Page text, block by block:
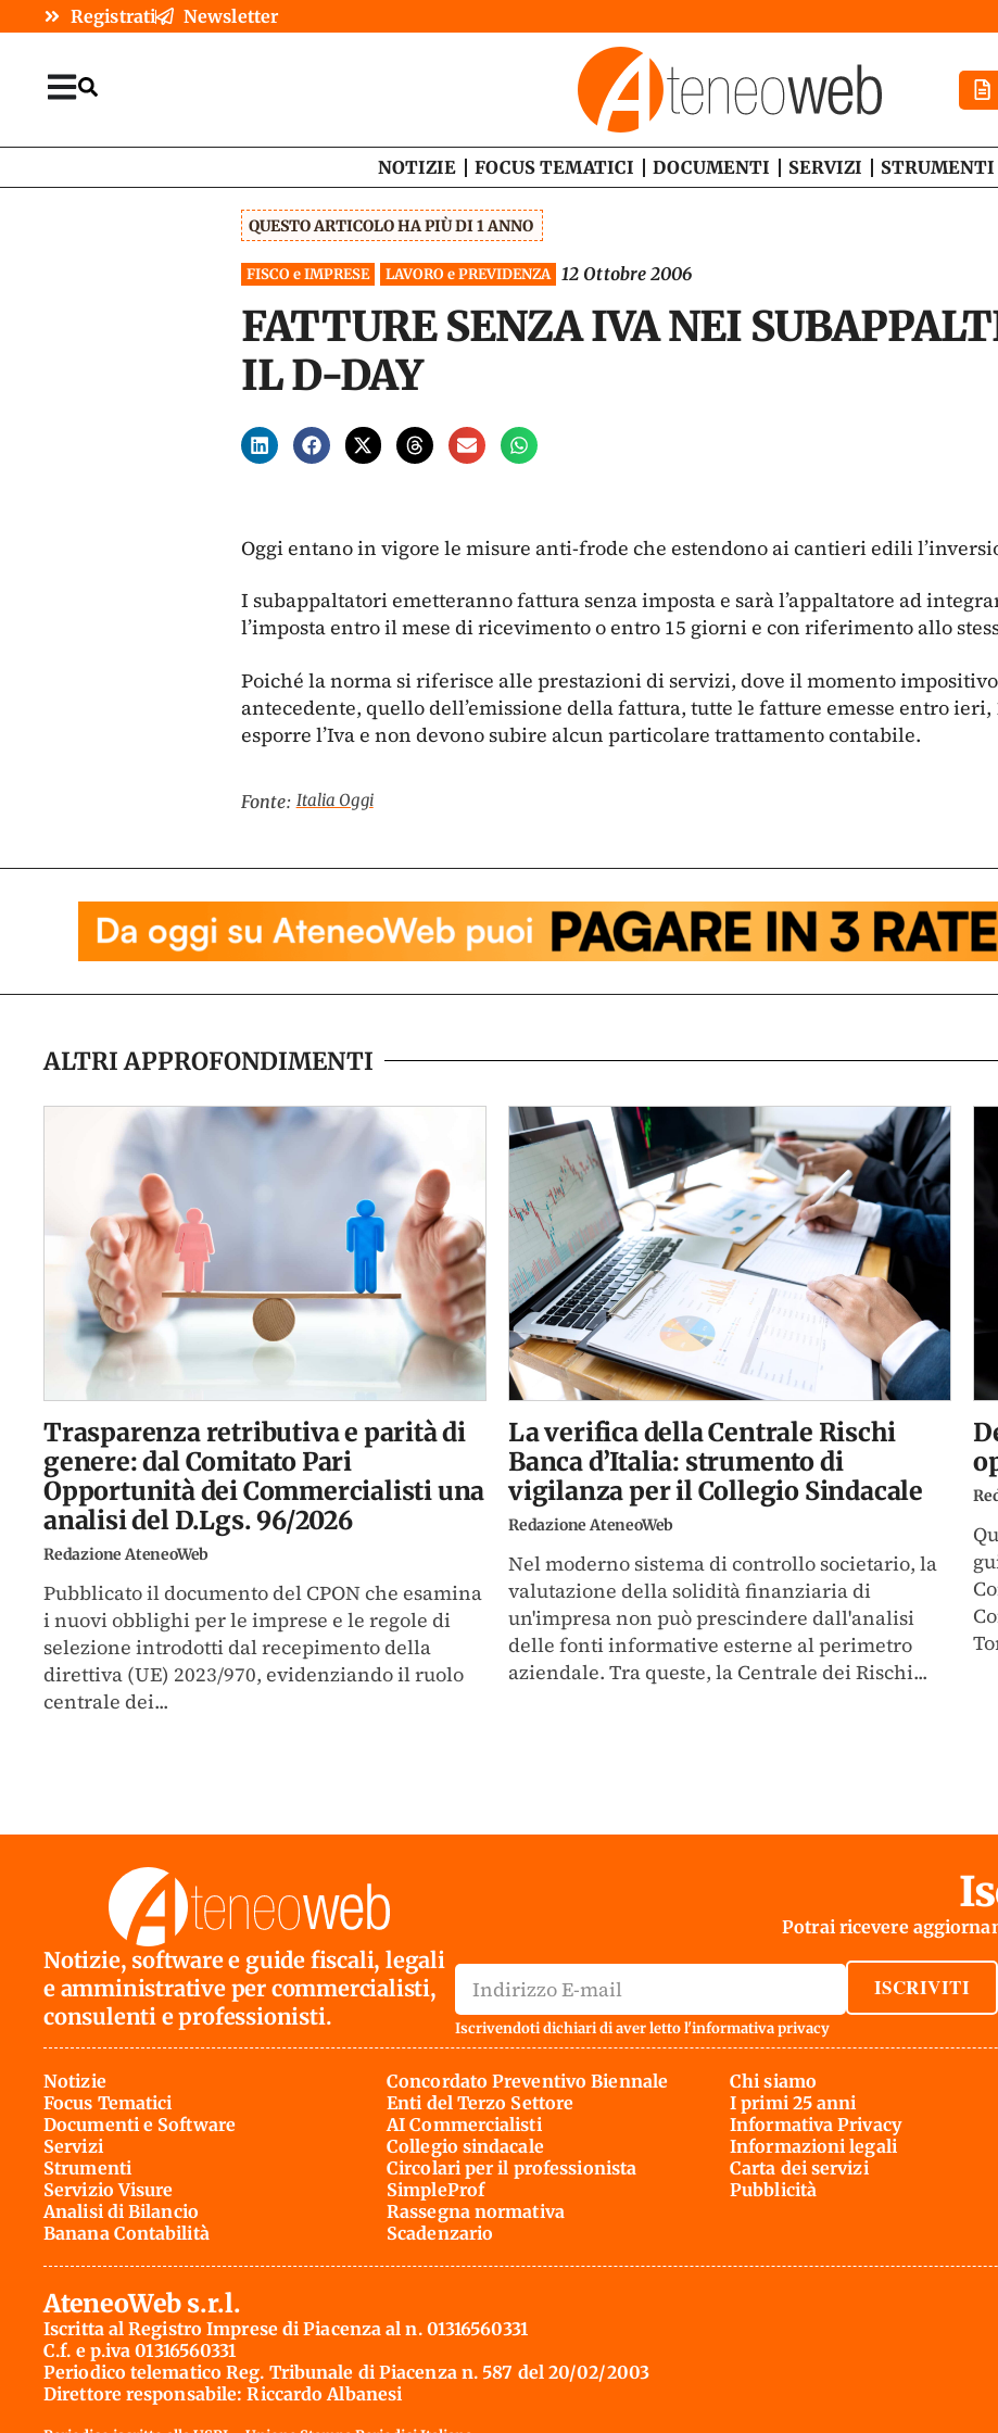
Registrati Newsletter
NOTIZIE FOCUS TEMATICI DOCUMENTI SERVIZI STRUMENTI
QUESTO ARTICOLO HA PIÙ DI 1 ANNO
FISCO e IMPRESE LAVORO e PREVIDENZA 12 Ottobre 2006
FATTURE SENZA IVA NEI
IL D-DAY
Oggi entano in vigore le misure anti-frode che estendono ai cantieri edili
I subappaltatori emetteranno fattura senza imposta e sarà l’appaltatore ad
l’imposta entro il mese di ricevimento o entro 15 giorni e con riferimento allo
Poiché la norma si riferisce alle prestazioni di servizi, dove il momento impositivo
antecedente, quello dell’emissione della fattura, tutte le fatture emesse entro ieri,
esporre l’Iva e non devono subire alcun particolare trattamento contabile.
Fonte: Italia Oggi
ALTRI APPROFONDIMENTI
Trasparenza retributiva e parità di
genere: dal Comitato Pari
Opportunità dei Commercialisti una
analisi del D.Lgs. 96/2026
Redazione AteneoWeb
Pubblicato il documento del CPON che esamina
i nuovi obblighi per le imprese e le regole di
selezione introdotti dal recepimento della
direttiva (UE) 2023/970, evidenziando il ruolo
centrale dei...
La verifica della Centrale Rischi
Banca d’Italia: strumento di
vigilanza per il Collegio Sindacale
Redazione AteneoWeb
Nel moderno sistema di controllo societario, la
valutazione della solidità finanziaria di
un'impresa non può prescindere dall'analisi
delle fonti informative esterne al perimetro
aziendale. Tra queste, la Centrale dei Rischi...
Notizie, software e guide fiscali, legali
e amministrative per commercialisti,
consulenti e professionisti.
Potrai ricevere
ISCRIVITI
Iscrivendoti dichiari di aver letto l'informativa privacy
Notizie
Focus Tematici
Documenti e Software
Servizi
Strumenti
Servizio Visure
Analisi di Bilancio
Banana Contabilità
Concordato Preventivo Biennale
Enti del Terzo Settore
AI Commercialisti
Collegio sindacale
Circolari per il professionista
SimpleProf
Rassegna normativa
Scadenzario
Chi siamo
I primi 25 anni
Informativa Privacy
Informazioni legali
Carta dei servizi
Pubblicità
AteneoWeb s.r.l.
Iscritta al Registro Imprese di Piacenza al n. 01316560331
C.f. e p.iva 01316560331
Periodico telematico Reg. Tribunale di Piacenza n. 587 del 20/02/2003
Direttore responsabile: Riccardo Albanesi